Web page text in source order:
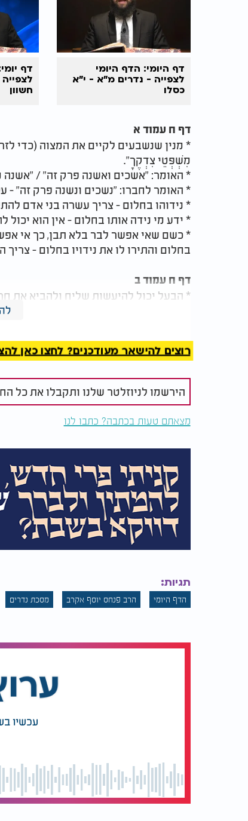
דף היומי: הדף היומי
לצפייה - נדרים מ"א - י"א
כסלו
דף
חשוון
דף ח עמוד א
* מנין שנשבעים לקיים את המצוה (כדי
מִשְׁפְּטֵי צִדְקֶךָ".
* האומר: "אשכים ואשנה פרק זה" / "אשנה
* האומר לחברו: "נשכים ונשנה פרק זה" -
* נידוהו בחלום - צריך עשרה בני אדם
* ידע מי נידה אותו בחלום - אין הוא יכול
* כשם שאי אפשר לבר בלא תבן, כך אי
בחלום והתירו לו את נידויו בחלום - צריך
דף ח עמוד ב
* הבעל יכול להיעשות שליח ולהביא את
* מותר להתיר נידוי אף במקום שרבו
* לדעת ריש לקיש: אין גיהנום לעולם
רוצים להישאר מעודכנים? לחצו כאן
הירשמו לניוזלטר שלנו ותקבלו את כל
מצאתם טעות בכתבה? כתבו לנו
תגיות:
הדף היומי הרב פנחס יוסף אקרב מסכת נדרים
עכשיו